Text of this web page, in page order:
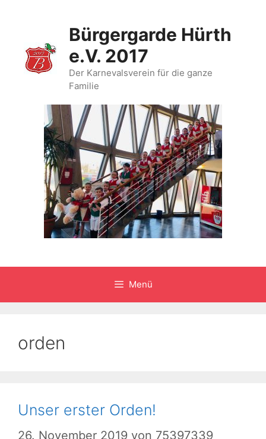
springen
Bürgergarde Hürth
e.V. 2017
Der Karnevalsverein für die ganze
Familie
Menü
orden
Unser erster Orden!
26. November 2019 von 75397339